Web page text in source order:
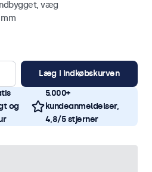
væg
Læg i indkøbskurven
og
5.000+
kundeanmeldelser,
4,8/5 stjerner